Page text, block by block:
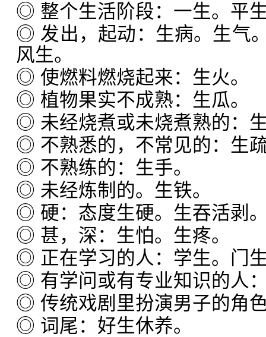
◎ 整个生活阶段：一生。平
◎ 发出，起动：生病。生气
风生。
◎ 使燃料燃烧起来：生火。
◎ 植物果实不成熟：生瓜。
◎ 未经烧煮或未烧煮熟的：
◎ 不熟悉的，不常见的：生
◎ 不熟练的：生手。
◎ 未经炼制的。生铁。
◎ 硬：态度生硬。生吞活剥
◎ 甚，深：生怕。生疼。
◎ 正在学习的人：学生。门
◎ 有学问或有专业知识的人
◎ 传统戏剧里扮演男子的角
◎ 词尾：好生休养。